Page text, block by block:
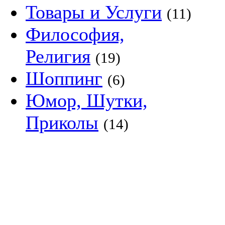
Товары и Услуги (11)
Философия,
Религия (19)
Шоппинг (6)
Юмор, Шутки,
Приколы (14)